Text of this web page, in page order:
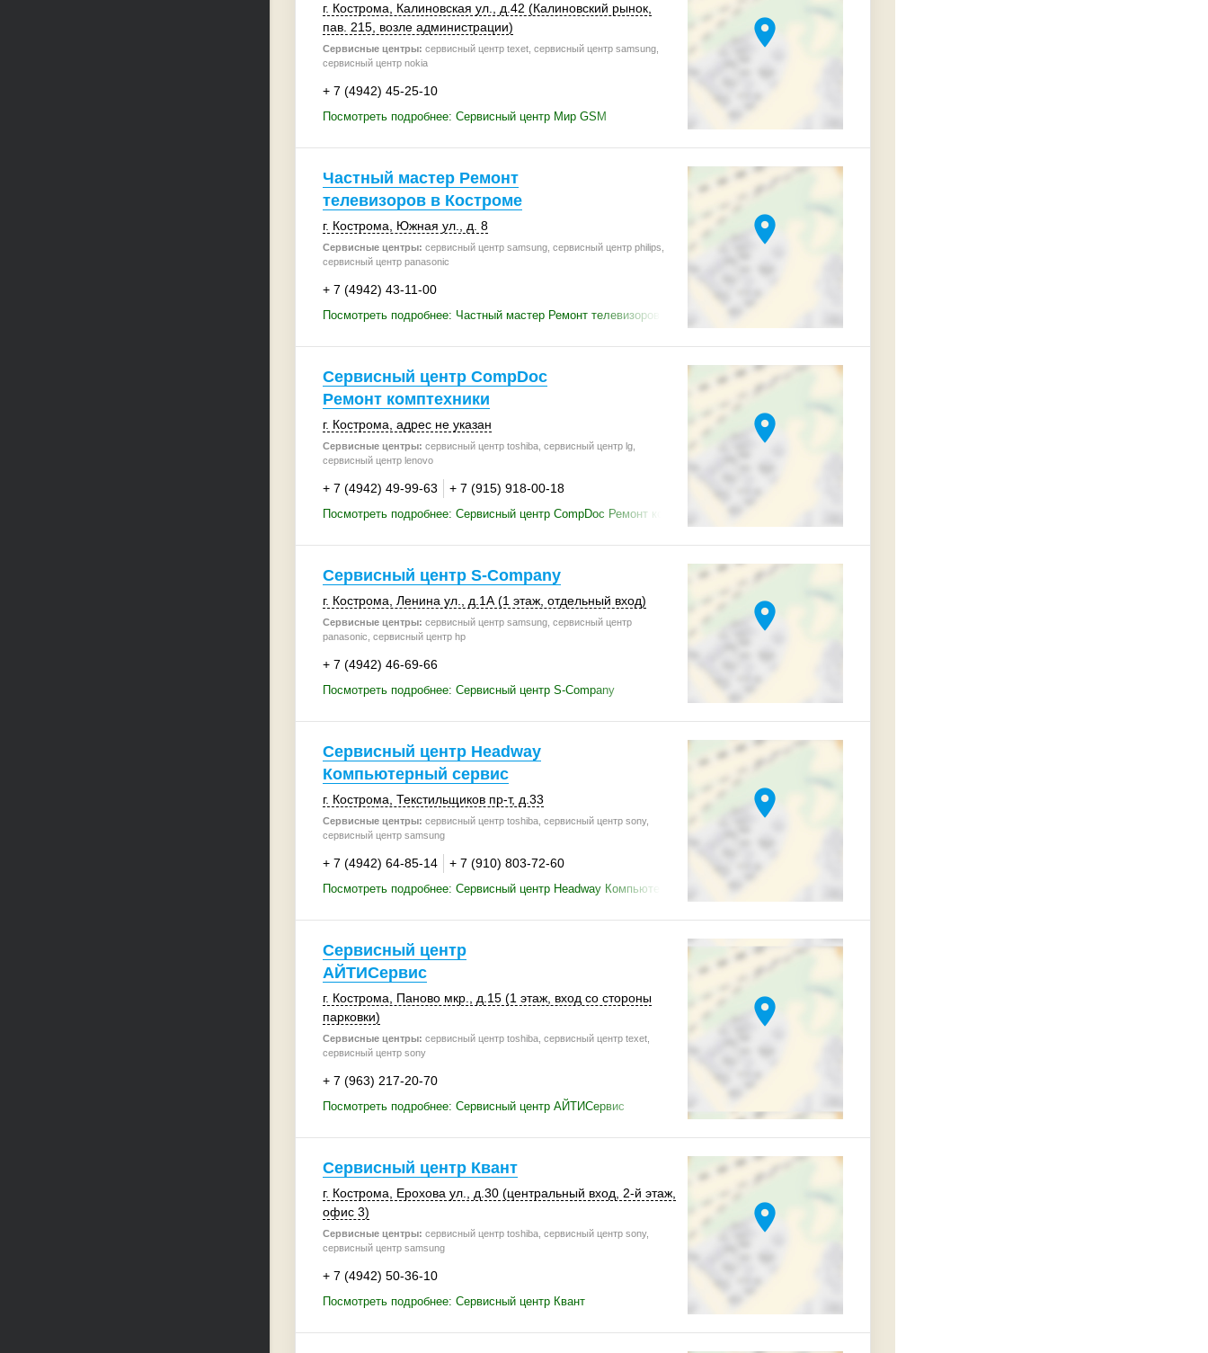
г. Кострома Калиновская ул.
, д.42 (Калиновский рынок,
пав. 215, возле администрации)
Сервисные центры: сервисный центр texet, сервисный центр samsung,
сервисный центр nokia
+ 7 (4942) 45-25-10
Посмотреть подробнее: Сервисный центр Мир GSM
location_on
Частный мастер Ремонт
телевизоров в Костроме
г. Кострома Южная ул. д. 8
Сервисные центры: сервисный центр samsung, сервисный центр philips,
сервисный центр panasonic
+ 7 (4942) 43-11-00
Посмотреть подробнее: Частный мастер Ремонт телевизоров в Костроме
location_on
Сервисный центр CompDoc
Ремонт комптехники
г. Кострома адрес не указан
Сервисные центры: сервисный центр toshiba, сервисный центр lg,
сервисный центр lenovo
+ 7 (4942) 49-99-63 + 7 (915) 918-00-18
Посмотреть подробнее: Сервисный центр CompDoc Ремонт комптехники
location_on
Сервисный центр S-Сompany
г. Кострома Ленина ул. д.1А (1 этаж, отдельный вход)
Сервисные центры: сервисный центр samsung, сервисный центр
panasonic, сервисный центр hp
+ 7 (4942) 46-69-66
Посмотреть подробнее: Сервисный центр S-Сompany
location_on
Сервисный центр Headway
Компьютерный сервис
г. Кострома Текстильщиков пр-т, д.33
Сервисные центры: сервисный центр toshiba, сервисный центр sony,
сервисный центр samsung
+ 7 (4942) 64-85-14 + 7 (910) 803-72-60
Посмотреть подробнее: Сервисный центр Headway Компьютерный сервис
location_on
Сервисный центр
АЙТИСервис
г. Кострома Паново мкр. д.15 (1 этаж, вход со стороны
парковки)
Сервисные центры: сервисный центр toshiba, сервисный центр texet,
сервисный центр sony
+ 7 (963) 217-20-70
Посмотреть подробнее: Сервисный центр АЙТИСервис
location_on
Сервисный центр Квант
г. Кострома Ерохова ул. , д.30 (центральный вход, 2-й этаж,
офис 3)
Сервисные центры: сервисный центр toshiba, сервисный центр sony,
сервисный центр samsung
+ 7 (4942) 50-36-10
Посмотреть подробнее: Сервисный центр Квант
location_on